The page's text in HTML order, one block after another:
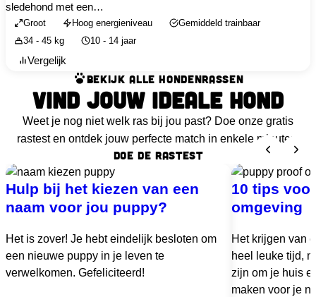
sledehond met een…
Groot Hoog energieniveau
Gemiddeld trainbaar
34 - 45 kg
10 - 14 jaar
Vergelijk
BEKIJK ALLE HONDENRASSEN
VIND JOUW IDEALE HOND
Weet je nog niet welk ras bij jou past? Doe onze gratis
rastest en ontdek jouw perfecte match in enkele minuten.
DOE DE RASTEST
Hulp bij het kiezen van een
naam voor jou puppy?
Het is zover! Je hebt eindelijk besloten om
een nieuwe puppy in je leven te
verwelkomen. Gefeliciteerd!
10 tips
omgeving
Het krijgen van
heel leuke tijd,
zijn om je huis
maken voor je